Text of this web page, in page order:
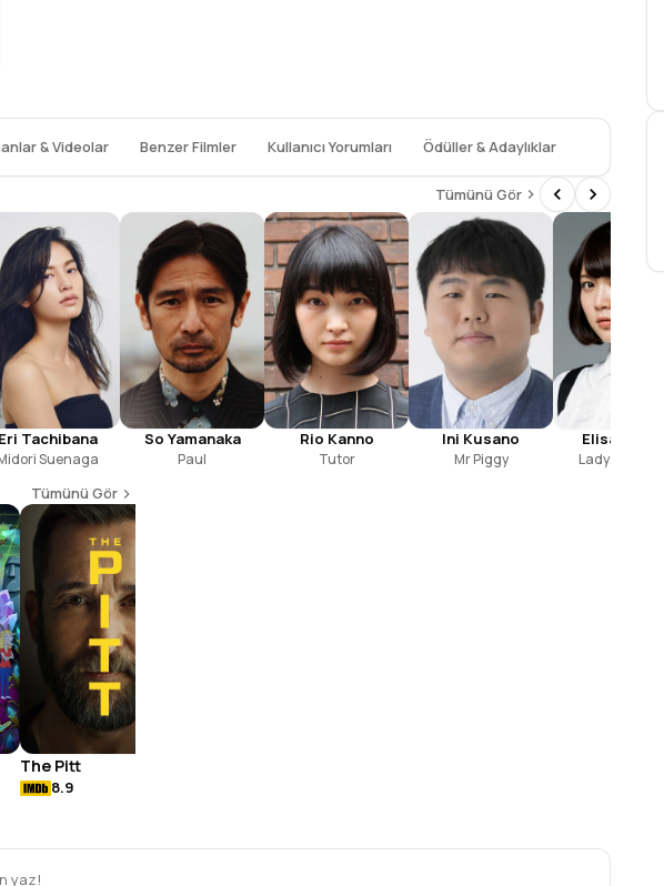
& Videolar Benzer Filmler Kullanıcı Yorumları Ödüller & Adaylıklar
Tümünü Gör
Eri Tachibana
Suenaga
So Yamanaka
Paul
Rio Kanno
Tutor
Ini Kusano
Mr Piggy
Elisa Yanagi
Lady from 822
Tümünü Gör
The Pitt
8.9
yaz!